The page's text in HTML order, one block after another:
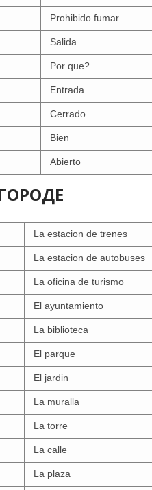
Prohibido fumar
Salida
Por que?
Entrada
Cerrado
Bien
Abierto
La estacion de trenes
La estacion de autobuses
La oficina de turismo
El ayuntamiento
La biblioteca
El parque
El jardin
La muralla
La torre
La calle
La plaza